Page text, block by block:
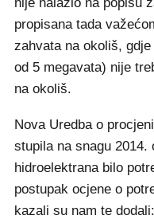
propisana tada
zahvata na okoliš,
od 5 megavata) nije
na okoliš.
Nova Uredba o
stupila na snagu
hidroelektrana bilo
postupak ocjene o
kazali su nam te dodali: